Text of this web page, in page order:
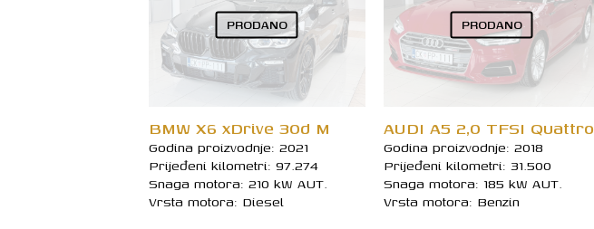
PRODANO
BMW X6 xDrive 30d M
Godina proizvodnje: 2021
Prijeđeni kilometri: 97.274
Snaga motora: 210 kW AUT.
Vrsta motora: Diesel
PRODANO
AUDI A5 2,0 TFSI Quattro
Godina proizvodnje: 2018
Prijeđeni kilometri: 31.500
Snaga motora: 185 kW AUT.
Vrsta motora: Benzin